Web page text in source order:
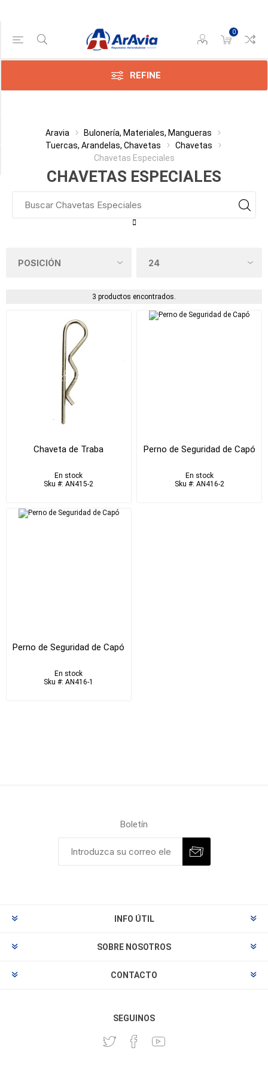
0
REFINE
Aravia
Bulonería, Materiales, Mangueras
Tuercas, Arandelas, Chavetas
Chavetas
Chavetas Especiales
CHAVETAS ESPECIALES
3 productos encontrados.
Chaveta de Traba
En stock
Sku #: AN415-2
Perno de Seguridad de Capó
En stock
Sku #: AN416-2
Perno de Seguridad de Capó
En stock
Sku #: AN416-1
Gama de precios
Min:$0.00
Categoría
Boletín
INFO ÚTIL
SOBRE NOSOTROS
CONTACTO
SEGUINOS